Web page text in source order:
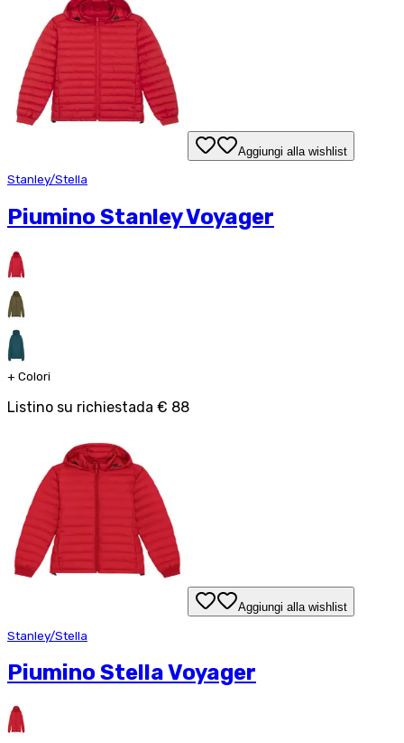
Aggiungi alla wishlist
Stanley/Stella
Piumino Stanley Voyager
+ Colori
Listino su richiestada € 88
Aggiungi alla wishlist
Stanley/Stella
Piumino Stella Voyager